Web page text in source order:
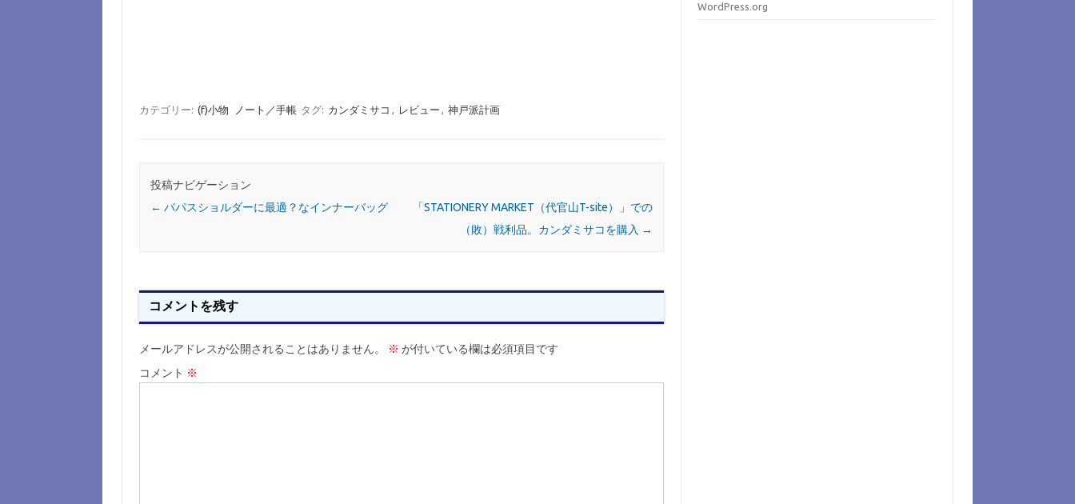
カテゴリー: (f)小物 ノート／手帳 タグ: カンダミサコ , レビュー , 神戸派計画
投稿ナビゲーション
← パパスショルダーに最適？なインナーバッグ
「STATIONERY MARKET（代官山T-site）」での
（敗）戦利品。カンダミサコを購入 →
コメントを残す
メールアドレスが公開されることはありません。 ※ が付いている欄は必須項目です
コメント ※
WordPress.org